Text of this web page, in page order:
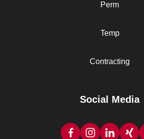
Perm
Temp
Contracting
Social Media